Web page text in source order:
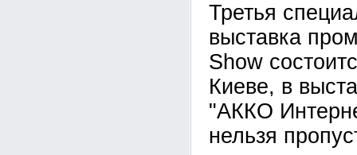
Третья
выставка
Show
Киеве, в
"АККО
нельзя